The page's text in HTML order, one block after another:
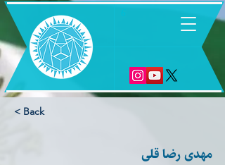
< Back
مهدی رضا قلی